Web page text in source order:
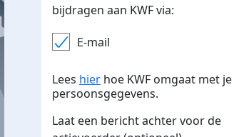
bijdragen aan KWF via:
E-mail
Lees hier hoe KWF omgaat met je
persoonsgegevens.
Laat een bericht achter voor de